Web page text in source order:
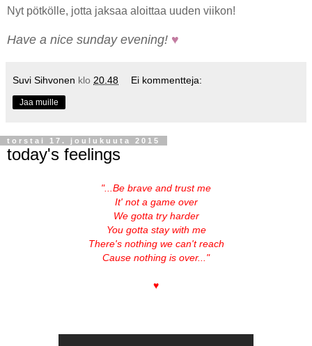
Nyt pötkölle, jotta jaksaa aloittaa uuden viikon!
Have a nice sunday evening! ♥
Suvi Sihvonen klo 20.48 Ei kommentteja:
Jaa muille
torstai 17. joulukuuta 2015
today's feelings
"...Be brave and trust me
It' not a game over
We gotta try harder
You gotta stay with me
There's nothing we can't reach
Cause nothing is over..."
♥